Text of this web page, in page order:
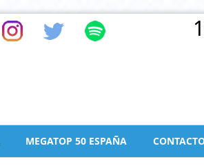
MEGATOP 50 ESPAÑA